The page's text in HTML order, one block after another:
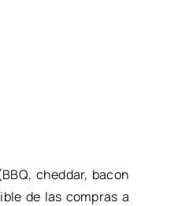
cheddar, bacon
de las compras a